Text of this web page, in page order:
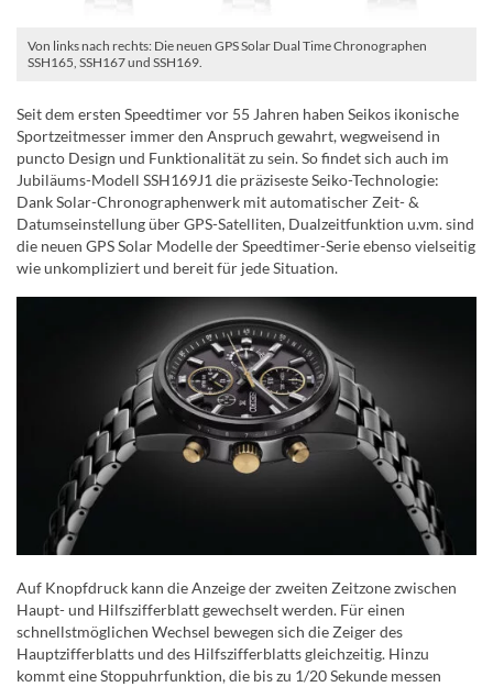
Von links nach rechts: Die neuen GPS Solar Dual Time Chronographen
SSH165, SSH167 und SSH169.
Seit dem ersten Speedtimer vor 55 Jahren haben Seikos ikonische
Sportzeitmesser immer den Anspruch gewahrt, wegweisend in
puncto Design und Funktionalität zu sein. So findet sich auch im
Jubiläums-Modell SSH169J1 die präziseste Seiko-Technologie:
Dank Solar-Chronographenwerk mit automatischer Zeit- &
Datumseinstellung über GPS-Satelliten, Dualzeitfunktion u.vm. sind
die neuen GPS Solar Modelle der Speedtimer-Serie ebenso vielseitig
wie unkompliziert und bereit für jede Situation.
Auf Knopfdruck kann die Anzeige der zweiten Zeitzone zwischen
Haupt- und Hilfszifferblatt gewechselt werden. Für einen
schnellstmöglichen Wechsel bewegen sich die Zeiger des
Hauptzifferblatts und des Hilfszifferblatts gleichzeitig. Hinzu
kommt eine Stoppuhrfunktion, die bis zu 1/20 Sekunde messen